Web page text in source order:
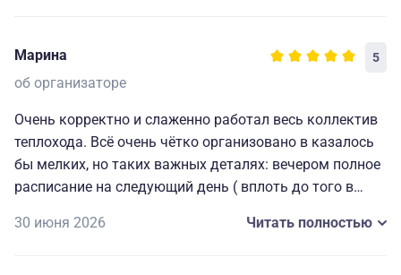
Марина 5
об организаторе
Очень корректно и слаженно работал весь коллектив
теплохода. Всё очень чётко организовано в казалось
бы мелких, но таких важных деталях: вечером полное
расписание на следующий день ( вплоть до того в
работающие наушники для экскурсий и т. д. Мелочи,
30 июня 2026 Читать полностью